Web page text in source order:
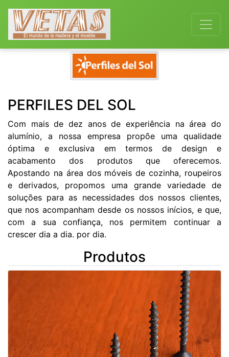
PERFILES DEL SOL
Com mais de dez anos de experiência na área do
alumínio, a nossa empresa propõe uma qualidade
óptima e exclusiva em termos de design e
acabamento dos produtos que oferecemos.
Apostando na área dos móveis de cozinha, roupeiros
e derivados, propomos uma grande variedade de
soluções para as necessidades dos nossos clientes,
que nos acompanham desde os nossos inícios, e que,
com a sua confiança, nos permitem continuar a
crescer dia a dia. por dia.
Produtos